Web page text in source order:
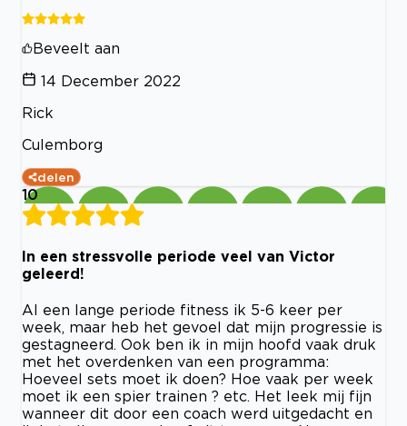
Beveelt aan
14 December 2022
Rick
Culemborg
delen
10
In een stressvolle periode veel van Victor
geleerd!
Al een lange periode fitness ik 5-6 keer per
week, maar heb het gevoel dat mijn progressie is
gestagneerd. Ook ben ik in mijn hoofd vaak druk
met het overdenken van een programma:
Hoeveel sets moet ik doen? Hoe vaak per week
moet ik een spier trainen ? etc. Het leek mij fijn
wanneer dit door een coach werd uitgedacht en